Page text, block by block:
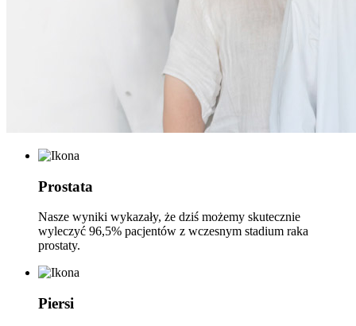
Prostata
Nasze wyniki wykazały, że dziś możemy skutecznie
wyleczyć 96,5% pacjentów z wczesnym stadium raka
prostaty.
Piersi